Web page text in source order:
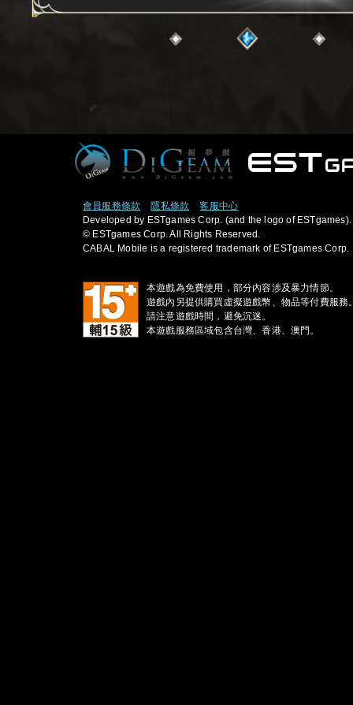
會員服務條款 隱私條款
客服中心
Developed by ESTgames Corp. (and the logo of ESTgames).
© ESTgames Corp. All Rights Reserved.
CABAL Mobile is a registered trademark of ESTgames Corp.
本遊戲為免費使用，部分內容涉及暴力情節。
遊戲內另提供購買虛擬遊戲幣、物品等付費服務
請注意遊戲時間，避免沉迷。
本遊戲服務區域包含台灣、香港、澳門。